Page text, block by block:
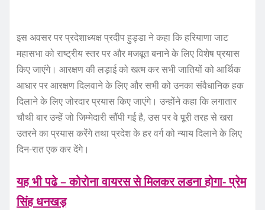
इस अवसर पर प्रदेशाध्यक्ष प्रदीप हुड्डा ने कहा कि हरियाणा जाट
महासभा को राष्ट्रीय स्तर पर और मजबूत बनाने के लिए विशेष प्रयास
किए जाएंगे। आरक्षण की लड़ाई को खत्म कर सभी जातियों को आर्थिक
आधार पर आरक्षण दिलवाने के लिए और सभी को उनका संवैधानिक हक
दिलाने के लिए जोरदार प्रयास किए जाएंगे। उन्होंने कहा कि लगातार
चौथी बार उन्हें जो जिम्मेदारी सौंपी गई है, उस पर वे पूरी तरह से खरा
उतरने का प्रयास करेंंगे तथा प्रदेश के हर वर्ग को न्याय दिलाने के लिए
दिन-रात एक कर देंगे।
यह भी पढे – कोरोना वायरस से मिलकर लडना होगा- प्रेम
सिंह धनखड़